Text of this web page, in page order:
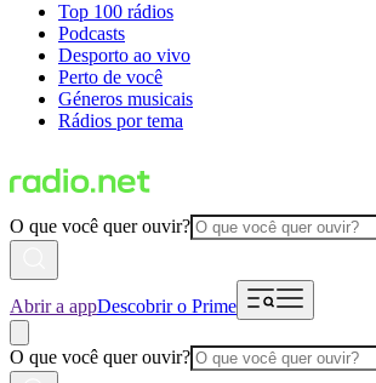
Top 100 rádios
Podcasts
Desporto ao vivo
Perto de você
Géneros musicais
Rádios por tema
O que você quer ouvir?
Abrir a appDescobrir o Prime
O que você quer ouvir?